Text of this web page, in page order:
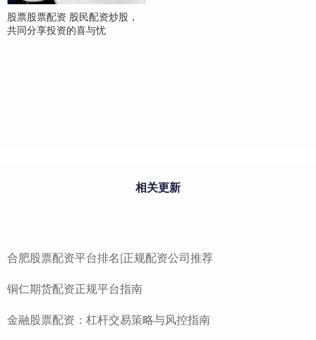
股票股票配资 股民配资炒股，
共同分享投资的喜与忧
相关更新
合肥股票配资平台排名|正规配资公司推荐
铜仁期货配资正规平台指南
金融股票配资：杠杆交易策略与风控指南